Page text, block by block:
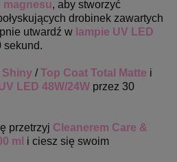
magnesu, aby stworzyć
drobinek zawartych
utwardź w lampie UV LED
sekund.
Shiny /Top Coat Total Matte i
LED 48W/24W przez 30
przetrzyj Cleanerem Care &
ml i ciesz się swoim